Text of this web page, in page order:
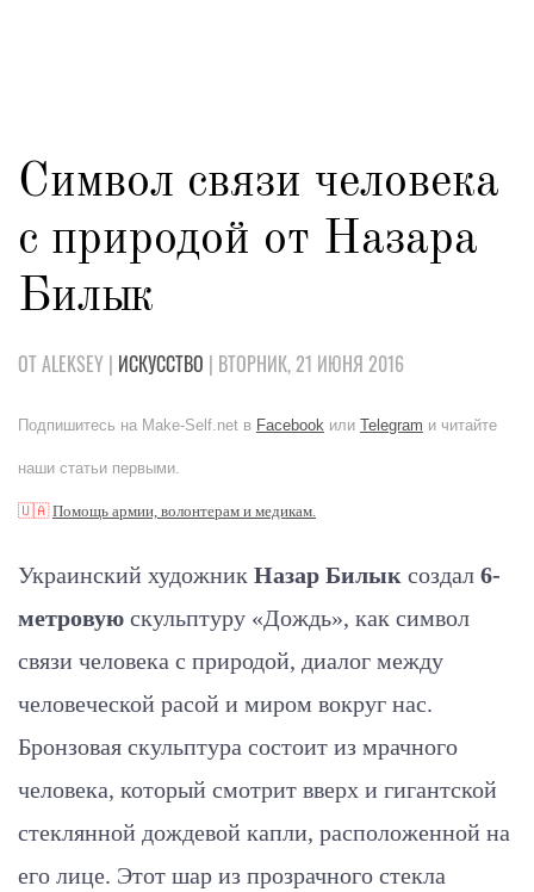
Символ связи человека
с природой от Назара
Билык
ОТ ALEKSEY | ИСКУССТВО | ВТОРНИК, 21 ИЮНЯ 2016
Подпишитесь на Make-Self.net в Facebook или Telegram и читайте
наши статьи первыми.
🇺🇦Помощь армии, волонтерам и медикам.
Украинский художник Назар Билык создал 6-
метровую скульптуру «Дождь», как символ
связи человека с природой, диалог между
человеческой расой и миром вокруг нас.
Бронзовая скульптура состоит из мрачного
человека, который смотрит вверх и гигантской
стеклянной дождевой капли, расположенной на
его лице. Этот шар из прозрачного стекла